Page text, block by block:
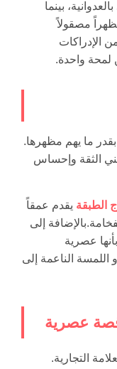
بينما
مصقولاً
الإدراكات
لمحة واحدة.
ما يهم مظهرها.
الثقة وإحساس
الطبقة يقدم عمقاً
إلى
عصرية
اللمسة الناعمة إلى
قصة عصرية
التجارية.